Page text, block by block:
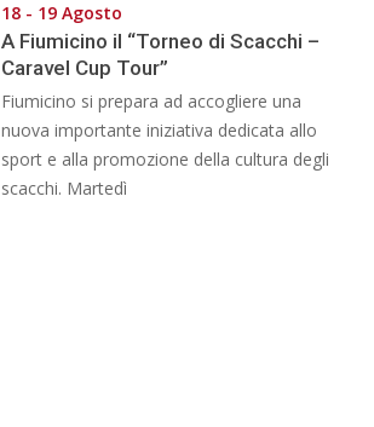
18 - 19 Agosto
A Fiumicino il “Torneo di Scacchi –
Caravel Cup Tour”
Fiumicino si prepara ad accogliere una
nuova importante iniziativa dedicata allo
sport e alla promozione della cultura degli
scacchi. Martedì